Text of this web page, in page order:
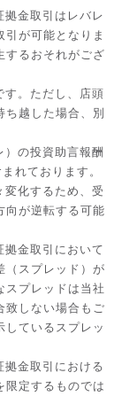
金取引はレバレ
が可能となりま
するおそれがござ
。ただし、店頭
ち越した場合、別
の投資助言報酬
れております。
化するため、受
向が逆転する可能
金取引において
（スプレッド）が
スプレッドは当社
致しない場合もご
しているスプレッ
金取引における
限定するものでは